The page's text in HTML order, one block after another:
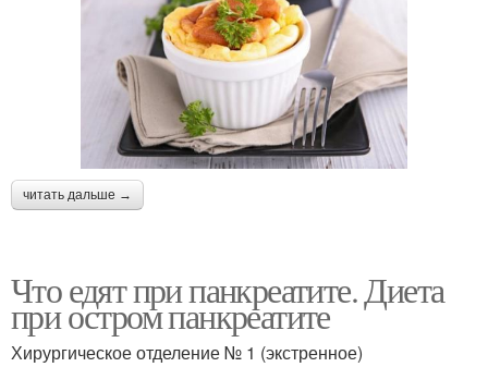
читать дальше →
Что едят при панкреатите. Диета
при остром панкреатите
Хирургическое отделение № 1 (экстренное)